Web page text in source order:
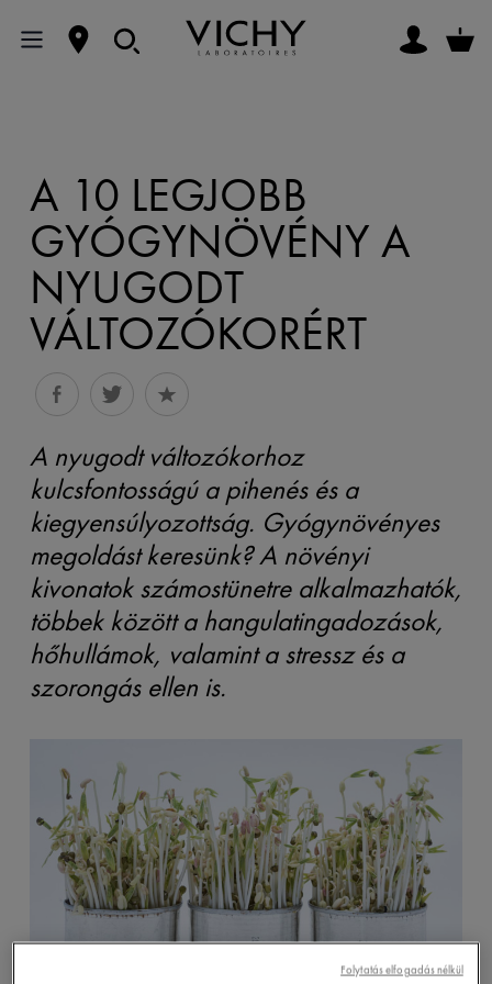
A 10 LEGJOBB
GYÓGYNÖVÉNY A
NYUGODT
VÁLTOZÓKORÉRT
A nyugodt változókorhoz
kulcsfontosságú a pihenés és a
kiegyensúlyozottság. Gyógynövényes
megoldást keresünk? A növényi
kivonatok számostünetre alkalmazhatók,
többek között a hangulatingadozások,
hőhullámok, valamint a stressz és a
szorongás ellen is.
Folytatás elfogadás nélkül